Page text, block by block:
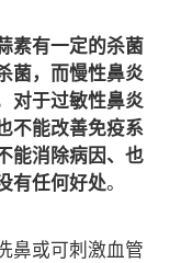
素有一定的杀菌
菌，而慢性鼻炎
对于过敏性鼻炎
不能改善免疫系
能消除病因、也
有任何好处。
鼻或可刺激血管